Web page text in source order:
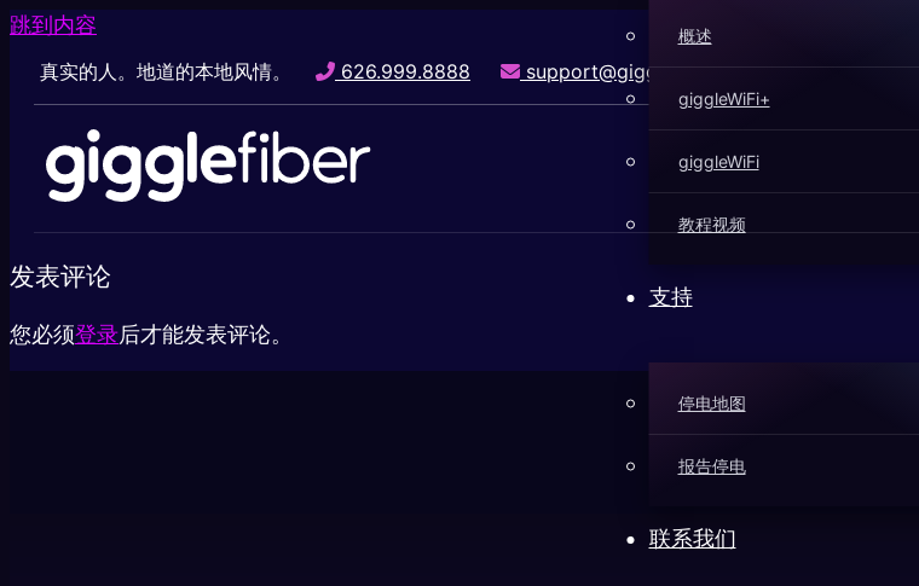
跳到内容
真实的人。地道的本地风情。 626.999.8888 support@gigglefiber.com
概述
giggleWiFi+
giggleWiFi
教程视频
支持
停电地图
报告停电
联系我们
发表评论
您必须登录后才能发表评论。